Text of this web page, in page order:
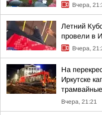
Вчера,
Летний
провели в
Вчера,
На
Иркутске
Вчера, 21:21